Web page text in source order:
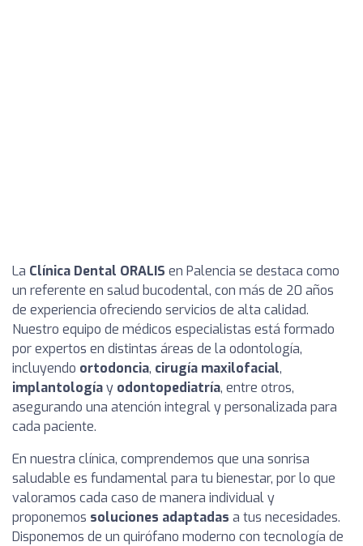
La Clínica Dental ORALIS en Palencia se destaca como
un referente en salud bucodental, con más de 20 años
de experiencia ofreciendo servicios de alta calidad.
Nuestro equipo de médicos especialistas está formado
por expertos en distintas áreas de la odontología,
incluyendo ortodoncia, cirugía maxilofacial,
implantologíay odontopediatría, entre otros,
asegurando una atención integral y personalizada para
cada paciente.
En nuestra clínica, comprendemos que una sonrisa
saludable es fundamental para tu bienestar, por lo que
valoramos cada caso de manera individual y
proponemos soluciones adaptadas a tus necesidades.
Disponemos de un quirófano moderno con tecnología de